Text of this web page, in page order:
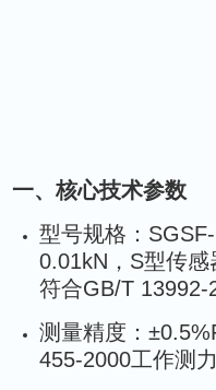
一、核心技术参数
型号规格：
0.01kN，S型传感
符合GB/T 13992-
测量精度：
455-2000工作测